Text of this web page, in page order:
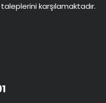
karşılamaktadır.